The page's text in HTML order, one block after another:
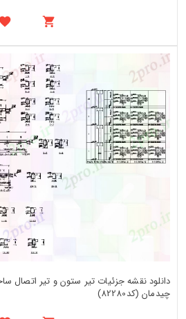
دانلود نقشه جزئیات تیر ستون و تیر اتصال
چیدمان (کد82280)